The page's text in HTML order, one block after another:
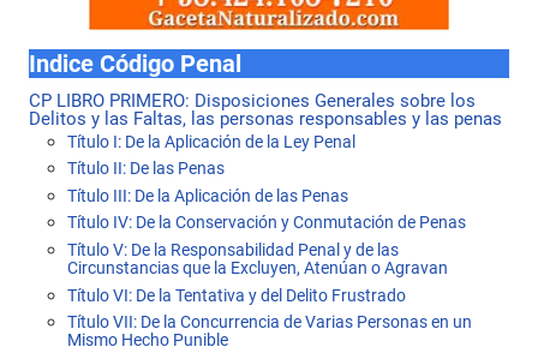
Indice Código Penal
CP LIBRO PRIMERO: Disposiciones Generales sobre los
Delitos y las Faltas, las personas responsables y las penas
Título I: De la Aplicación de la Ley Penal
Título II: De las Penas
Título III: De la Aplicación de las Penas
Título IV: De la Conservación y Conmutación de Penas
Título V: De la Responsabilidad Penal y de las
Circunstancias que la Excluyen, Atenúan o Agravan
Título VI: De la Tentativa y del Delito Frustrado
Título VII: De la Concurrencia de Varias Personas en un
Mismo Hecho Punible